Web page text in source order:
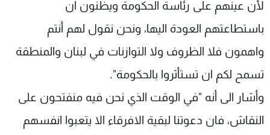
لأن عينهم على رئاسة الحكومة ويظنون ان
باستطاعتهم العودة اليها، ونحن نقول لهم أنتم
واهمون فلا الظروف ولا التوازنات في لبنان والمنطقة
تسمح لكم ان تستأثروا بالحكومة".
وأشار الى أنه "في الوقت الذي نحن فيه منفتحون على
النقاش، فان دعوتنا لبقية الافرقاء الا يتعبوا انفسهم